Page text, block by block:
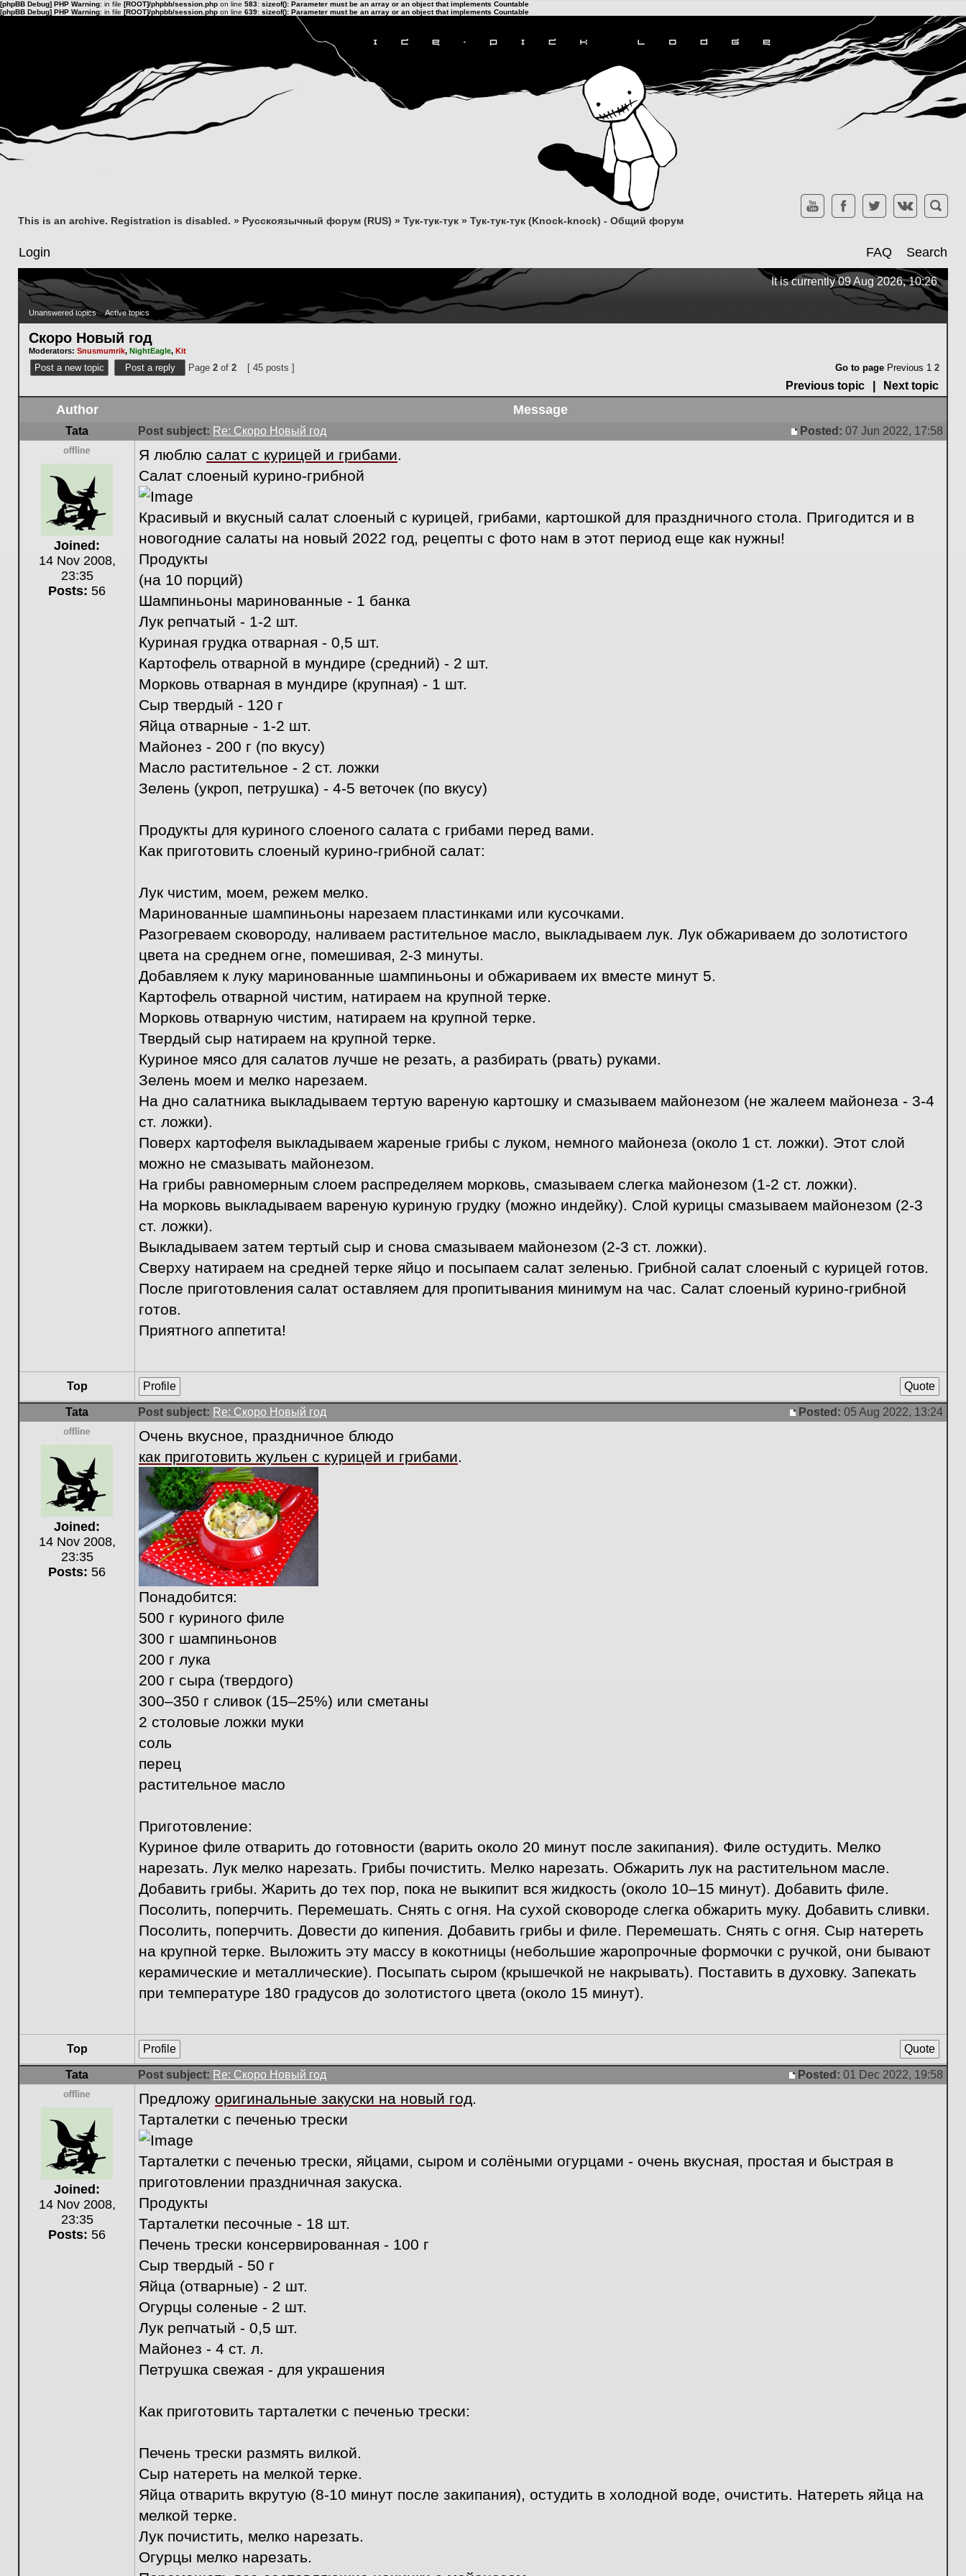
[phpBB Debug] PHP Warning: in file [ROOT]/phpbb/session.php on line 583: sizeof(): Parameter must be an array or an object that implements Countable
[phpBB Debug] PHP Warning: in file [ROOT]/phpbb/session.php on line 639: sizeof(): Parameter must be an array or an object that implements Countable
This is an archive. Registration is disabled. » Русскоязычный форум (RUS) » Тук-тук-тук » Тук-тук-тук (Knock-knock) - Общий форум
Login FAQ Search
It is currently 09 Aug 2026, 10:26
Unanswered topics Active topics
Скоро Новый год
Moderators: Snusmumrik, NightEagle, Kit
Post a new topic Post a reply Page 2 of 2 [ 45 posts ] Go to page Previous 1 2
Previous topic Next topic
Author Message
Tata Post subject: Re: Скоро Новый год
Post
Posted: 07 Jun 2022, 17:58
Offline
Joined:
14 Nov 2008,
23:35
Posts: 56
Я люблю салат с курицей и грибами.
Салат слоеный курино-грибной
Красивый и вкусный салат слоеный с курицей, грибами, картошкой для праздничного стола. Пригодится и в
новогодние салаты на новый 2022 год, рецепты с фото нам в этот период еще как нужны!
Продукты
(на 10 порций)
Шампиньоны маринованные - 1 банка
Лук репчатый - 1-2 шт.
Куриная грудка отварная - 0,5 шт.
Картофель отварной в мундире (средний) - 2 шт.
Морковь отварная в мундире (крупная) - 1 шт.
Сыр твердый - 120 г
Яйца отварные - 1-2 шт.
Майонез - 200 г (по вкусу)
Масло растительное - 2 ст. ложки
Зелень (укроп, петрушка) - 4-5 веточек (по вкусу)
Продукты для куриного слоеного салата с грибами перед вами.
Как приготовить слоеный курино-грибной салат:
Лук чистим, моем, режем мелко.
Маринованные шампиньоны нарезаем пластинками или кусочками.
Разогреваем сковороду, наливаем растительное масло, выкладываем лук. Лук обжариваем до золотистого
цвета на среднем огне, помешивая, 2-3 минуты.
Добавляем к луку маринованные шампиньоны и обжариваем их вместе минут 5.
Картофель отварной чистим, натираем на крупной терке.
Морковь отварную чистим, натираем на крупной терке.
Твердый сыр натираем на крупной терке.
Куриное мясо для салатов лучше не резать, а разбирать (рвать) руками.
Зелень моем и мелко нарезаем.
На дно салатника выкладываем тертую вареную картошку и смазываем майонезом (не жалеем майонеза - 3-4
ст. ложки).
Поверх картофеля выкладываем жареные грибы с луком, немного майонеза (около 1 ст. ложки). Этот слой
можно не смазывать майонезом.
На грибы равномерным слоем распределяем морковь, смазываем слегка майонезом (1-2 ст. ложки).
На морковь выкладываем вареную куриную грудку (можно индейку). Слой курицы смазываем майонезом (2-3
ст. ложки).
Выкладываем затем тертый сыр и снова смазываем майонезом (2-3 ст. ложки).
Сверху натираем на средней терке яйцо и посыпаем салат зеленью. Грибной салат слоеный с курицей готов.
После приготовления салат оставляем для пропитывания минимум на час. Салат слоеный курино-грибной
готов.
Приятного аппетита!
Top Profile Quote
Tata Post subject: Re: Скоро Новый год
Post
Posted: 05 Aug 2022, 13:24
Offline
Joined:
14 Nov 2008,
23:35
Posts: 56
Очень вкусное, праздничное блюдо
как приготовить жульен с курицей и грибами.
Понадобится:
500 г куриного филе
300 г шампиньонов
200 г лука
200 г сыра (твердого)
300–350 г сливок (15–25%) или сметаны
2 столовые ложки муки
соль
перец
растительное масло
Приготовление:
Куриное филе отварить до готовности (варить около 20 минут после закипания). Филе остудить. Мелко
нарезать. Лук мелко нарезать. Грибы почистить. Мелко нарезать. Обжарить лук на растительном масле.
Добавить грибы. Жарить до тех пор, пока не выкипит вся жидкость (около 10–15 минут). Добавить филе.
Посолить, поперчить. Перемешать. Снять с огня. На сухой сковороде слегка обжарить муку. Добавить сливки.
Посолить, поперчить. Довести до кипения. Добавить грибы и филе. Перемешать. Снять с огня. Сыр натереть
на крупной терке. Выложить эту массу в кокотницы (небольшие жаропрочные формочки с ручкой, они бывают
керамические и металлические). Посыпать сыром (крышечкой не накрывать). Поставить в духовку. Запекать
при температуре 180 градусов до золотистого цвета (около 15 минут).
Top Profile Quote
Tata Post subject: Re: Скоро Новый год
Post
Posted: 01 Dec 2022, 19:58
Offline
Joined:
14 Nov 2008,
23:35
Posts: 56
Предложу оригинальные закуски на новый год.
Тарталетки с печенью трески
Тарталетки с печенью трески, яйцами, сыром и солёными огурцами - очень вкусная, простая и быстрая в
приготовлении праздничная закуска.
Продукты
Тарталетки песочные - 18 шт.
Печень трески консервированная - 100 г
Сыр твердый - 50 г
Яйца (отварные) - 2 шт.
Огурцы соленые - 2 шт.
Лук репчатый - 0,5 шт.
Майонез - 4 ст. л.
Петрушка свежая - для украшения
Как приготовить тарталетки с печенью трески:
Печень трески размять вилкой.
Сыр натереть на мелкой терке.
Яйца отварить вкрутую (8-10 минут после закипания), остудить в холодной воде, очистить. Натереть яйца на
мелкой терке.
Лук почистить, мелко нарезать.
Огурцы мелко нарезать.